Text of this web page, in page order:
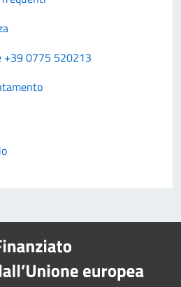
+39 0775 520213